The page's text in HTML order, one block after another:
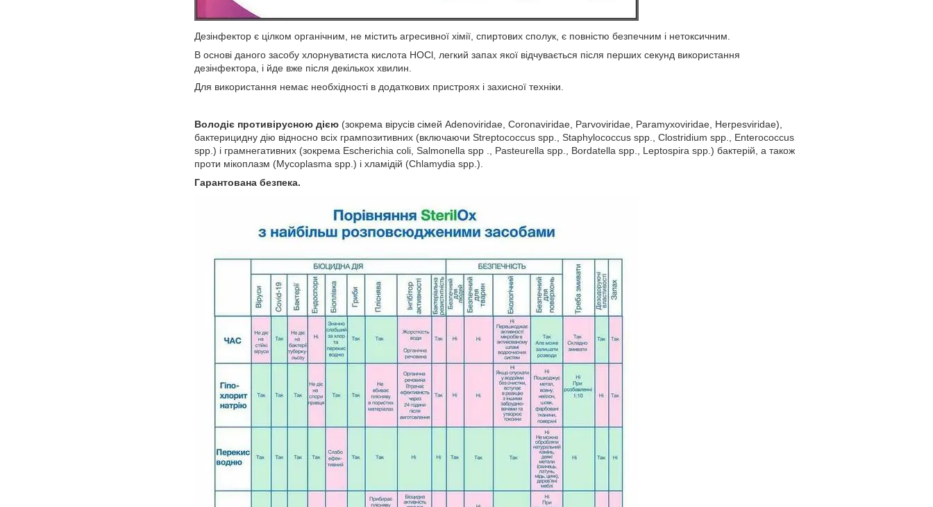
Дезінфектор є цілком органічним, не містить агресивної хімії, спиртових сполук, є повністю безпечним і нетоксичним.
В основі даного засобу хлорнуватиста кислота HOCl, легкий запах якої відчувається після перших секунд використання
дезінфектора, і йде вже після декількох хвилин.
Для використання немає необхідності в додаткових пристроях і захисної техніки.
Володіє противірусною дією (зокрема вірусів сімей Adenoviridae, Coronaviridae, Parvoviridae, Paramyxoviridae, Herpesviridae),
бактерицидну дію відносно всіх грампозитивних (включаючи Streptococcus spp., Staphylococcus spp., Clostridium spp., Enterococcus
spp.) і грамнегативних (зокрема Escherichia coli, Salmonella spp ., Pasteurella spp., Bordatella spp., Leptospira spp.) бактерій, а також
проти мікоплазм (Mycoplasma spp.) і хламідій (Chlamydia spp.).
Гарантована безпека.